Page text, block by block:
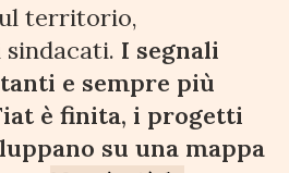
territorio,
I segnali
e sempre più
è finita, i progetti
su una mappa